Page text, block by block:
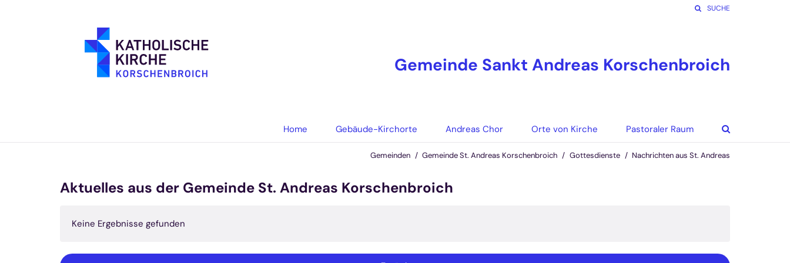
SUCHE
Gemeinde Sankt Andreas Korschenbroich
Home Gebäude-Kirchorte Andreas Chor Orte von Kirche Pastoraler Raum
Gemeinden Gemeinde St. Andreas Korschenbroich Gottesdienste Nachrichten aus St. Andreas
Aktuelles aus der Gemeinde St. Andreas Korschenbroich
Keine Ergebnisse gefunden